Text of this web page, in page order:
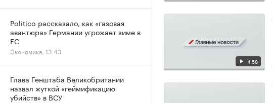
4:58
Politico рассказало, как «газовая
авантюра» Германии угрожает зиме в
ЕС
Экономика, 13:43
Глава Генштаба Великобритании
назвал жуткой «геймификацию
убийств» в ВСУ